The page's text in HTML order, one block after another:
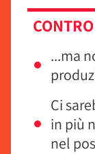
CONTRO
...ma
Ci
in più
nel